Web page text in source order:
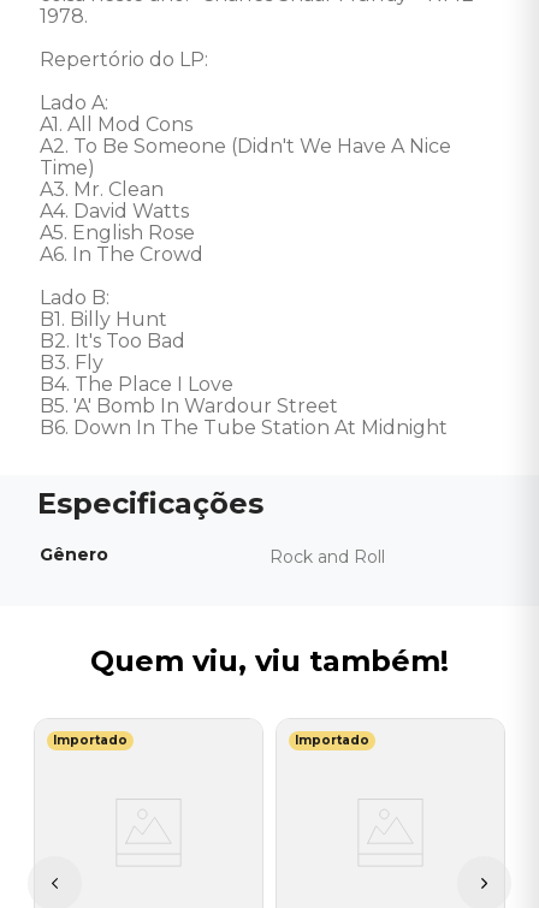
1978.
Repertório do LP:
Lado A:
A1. All Mod Cons
A2. To Be Someone (Didn't We Have A Nice
Time)
A3. Mr. Clean
A4. David Watts
A5. English Rose
A6. In The Crowd
Lado B:
B1. Billy Hunt
B2. It's Too Bad
B3. Fly
B4. The Place I Love
B5. 'A' Bomb In Wardour Street
B6. Down In The Tube Station At Midnight
Gênero Rock and Roll
Quem viu, viu também!
Importado Importado